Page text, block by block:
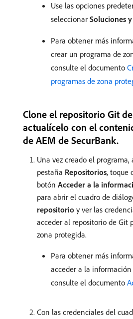
Use las opciones
seleccionar Soluciones
Para obtener más
crear un programa de
consulte el documento
programas de zona
Clone el repositorio Git
actualícelo con el
de AEM de SecurBank.
Una vez creado el programa,
pestaña Repositorios, toque
botón Acceder a la
para abrir el cuadro de
repositorio y ver las
acceder al repositorio de Git
zona protegida.
Para obtener más
acceder a la
consulte el documento
Con las credenciales del